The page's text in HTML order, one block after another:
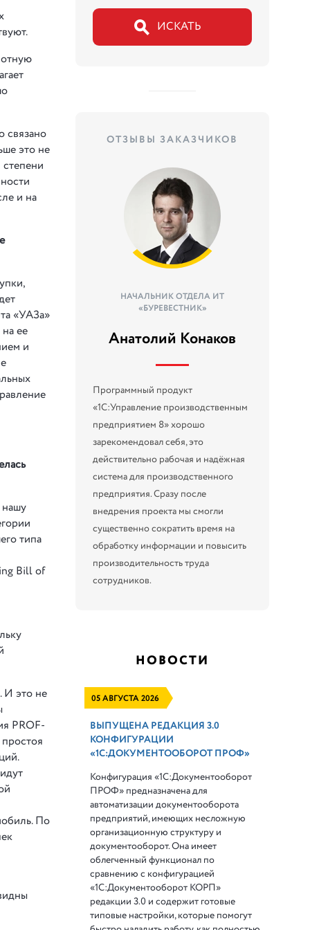
связано
это не
и на
«УАЗа»
ее
и
нашу
типа
Bill of
И это не
PROF-
По
ОТЗЫВЫ ЗАКАЗЧИКОВ
НАЧАЛЬНИК ОТДЕЛА ИТ
«БУРЕВЕСТНИК»
Анатолий Конаков
Программный продукт
«1С:Управление производственным
предприятием 8» хорошо
зарекомендовал себя, это
действительно рабочая и надёжная
система для производственного
предприятия. Сразу после
внедрения проекта мы смогли
существенно сократить время на
обработку информации и повысить
производительность труда
сотрудников.
НОВОСТИ
05 АВГУСТА 2026
ВЫПУЩЕНА РЕДАКЦИЯ 3.0
КОНФИГУРАЦИИ
«1С:ДОКУМЕНТООБОРОТ ПРОФ»
Конфигурация «1С:Документооборот
ПРОФ» предназначена для
автоматизации документооборота
предприятий, имеющих несложную
организационную структуру и
документооборот. Она имеет
облегченный функционал по
сравнению с конфигурацией
«1С:Документооборот КОРП»
редакции 3.0 и содержит готовые
типовые настройки, которые помогут